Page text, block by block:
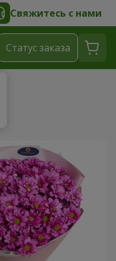
Свяжитесь с нами
Cтатус заказа